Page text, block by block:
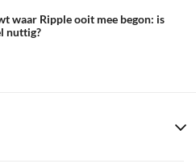
waar Ripple ooit mee begon: is
nuttig?